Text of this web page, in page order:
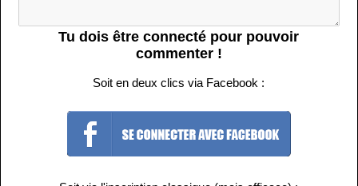
Tu dois être connecté pour pouvoir
commenter !
Soit en deux clics via Facebook :